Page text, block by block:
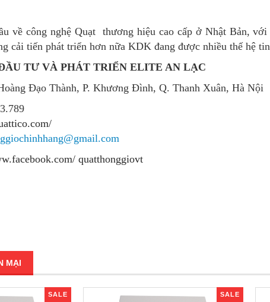
về công nghệ Quạt thương hiệu cao cấp ở Nhật Bản,
cải tiến phát triển hơn nữa KDK đang được nhiều thế hệ
TƯ VÀ PHÁT TRIỂN ELITE AN LẠC
Đạo Thành, P. Khương Đình, Q. Thanh Xuân, Hà Nội
quatthonggiovt
MẠI
SALE SALE